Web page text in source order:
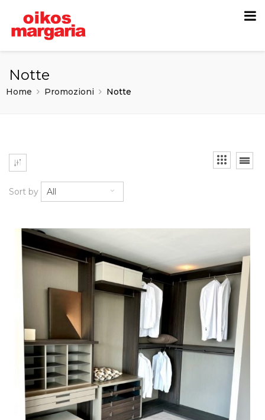
Notte
Home Promozioni Notte
Sort by All